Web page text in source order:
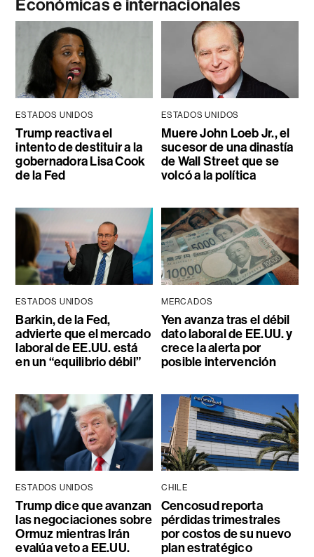
Económicas e internacionales
ESTADOS UNIDOS
Trump reactiva el
intento de destituir a la
gobernadora Lisa Cook
de la Fed
ESTADOS UNIDOS
Muere John Loeb Jr., el
sucesor de una dinastía
de Wall Street que se
volcó a la política
ESTADOS UNIDOS
Barkin, de la Fed,
advierte que el mercado
laboral de EE.UU. está
en un “equilibrio débil”
MERCADOS
Yen avanza tras el débil
dato laboral de EE.UU. y
crece la alerta por
posible intervención
ESTADOS UNIDOS
Trump dice que avanzan
las negociaciones sobre
Ormuz mientras Irán
evalúa veto a EE.UU.
CHILE
Cencosud reporta
pérdidas trimestrales
por costos de su nuevo
plan estratégico